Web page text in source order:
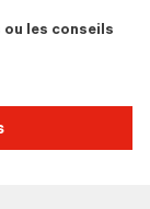
les conseils